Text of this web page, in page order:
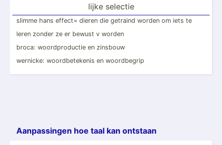
lijke selectie
slimme hans effect= dieren die getraind worden om iets te
leren zonder ze er bewust v worden
broca: woordp­rod­uctie en zinsbouw
wernicke: woordb­ete­kenis en woordb­egrip
Aanpas­singen hoe taal kan ontstaan